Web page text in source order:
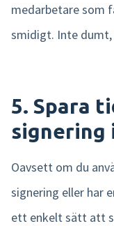
medarbetare som
smidigt. Inte dumt,
5. Spara
signering
Oavsett om du
signering eller har
ett enkelt sätt att